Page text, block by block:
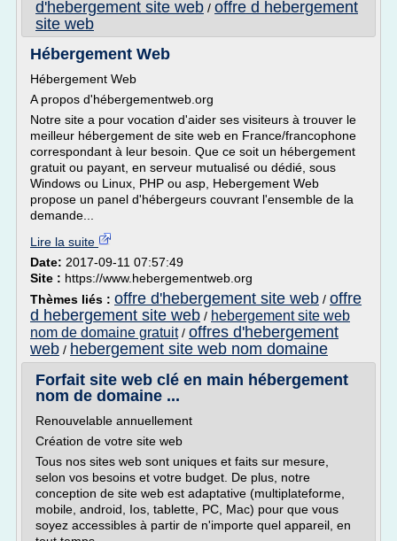
d'hebergement site web / offre d hebergement
site web
Hébergement Web
Hébergement Web
A propos d'hébergementweb.org
Notre site a pour vocation d'aider ses visiteurs à trouver le
meilleur hébergement de site web en France/francophone
correspondant à leur besoin. Que ce soit un hébergement
gratuit ou payant, en serveur mutualisé ou dédié, sous
Windows ou Linux, PHP ou asp, Hebergement Web
propose un panel d'hébergeurs couvrant l'ensemble de la
demande...
Lire la suite
Date: 2017-09-11 07:57:49
Site : https://www.hebergementweb.org
Thèmes liés : offre d'hebergement site web / offre
d hebergement site web / hebergement site web
nom de domaine gratuit/ offres d'hebergement
web / hebergement site web nom domaine
Forfait site web clé en main hébergement
nom de domaine ...
Renouvelable annuellement
Création de votre site web
Tous nos sites web sont uniques et faits sur mesure,
selon vos besoins et votre budget. De plus, notre
conception de site web est adaptative (multiplateforme,
mobile, android, Ios, tablette, PC, Mac) pour que vous
soyez accessibles à partir de n'importe quel appareil, en